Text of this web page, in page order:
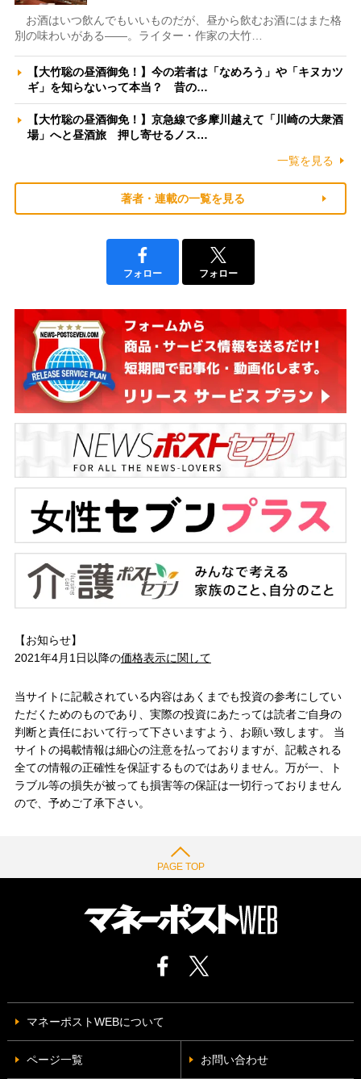
お酒はいつ飲んでもいいものだが、昼から飲むお酒にはまた格
別の味わいがある――。ライター・作家の大竹…
【大竹聡の昼酒御免！】今の若者は「なめろう」や「キヌカツ
ギ」を知らないって本当？ 昔の…
【大竹聡の昼酒御免！】京急線で多摩川越えて「川崎の大衆酒
場」へと昼酒旅 押し寄せるノス…
一覧を見る
著者・連載の一覧を見る
フォロー フォロー
【お知らせ】
2021年4月1日以降の価格表示に関して
当サイトに記載されている内容はあくまでも投資の参考にしてい
ただくためのものであり、実際の投資にあたっては読者ご自身の
判断と責任において行って下さいますよう、お願い致します。 当
サイトの掲載情報は細心の注意を払っておりますが、記載される
全ての情報の正確性を保証するものではありません。万が一、ト
ラブル等の損失が被っても損害等の保証は一切行っておりません
ので、予めご了承下さい。
PAGE TOP
マネーポストWEBについて
ページ一覧 お問い合わせ